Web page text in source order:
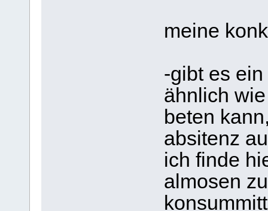
meine
-gibt es
ähnlich
beten
absitenz
ich finde
almosen